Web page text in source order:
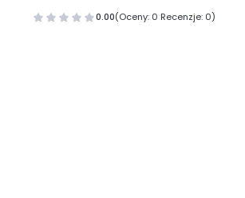
0.00(Oceny: 0 Recenzje: 0)